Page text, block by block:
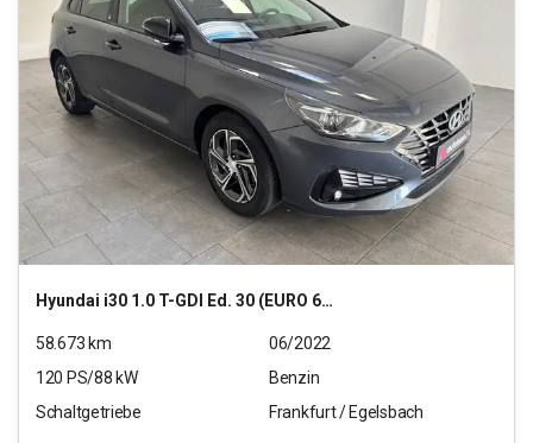
Hyundai i30 1.0 T-GDI Ed. 30 (EURO 6d)(OPF)
58.673 km
06/2022
120 PS/88 kW
Benzin
Schaltgetriebe
Frankfurt / Egelsbach